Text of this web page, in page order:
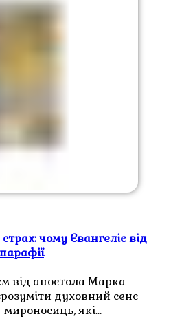
чому Євангеліє від
від апостола Марка
духовний сенс
які…